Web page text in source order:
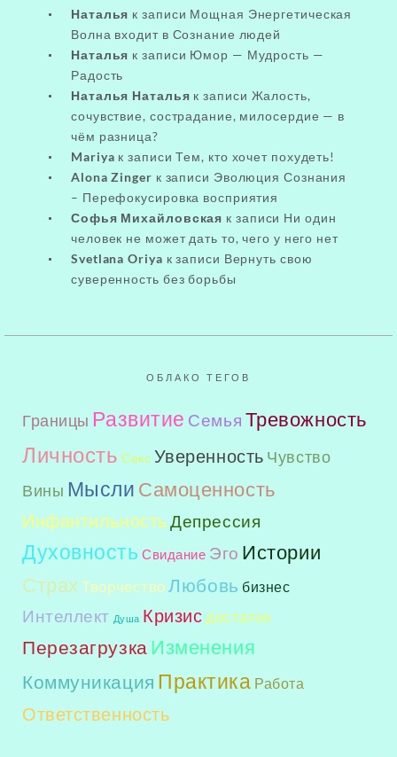
Наталья к записи Мощная Энергетическая
Волна входит в Сознание людей
Наталья к записи Юмор — Мудрость —
Радость
Наталья Наталья к записи Жалость,
сочувствие, сострадание, милосердие — в
чём разница?
Mariya к записиТем, кто хочет похудеть!
Alona Zinger к записи Эволюция Сознания
– Перефокусировка восприятия
Софья Михайловская к записи Ни один
человек не может дать то, чего у него нет
Svetlana Oriya к записи Вернуть свою
суверенность без борьбы
ОБЛАКО ТЕГОВ
Границы Развитие Семья Тревожность
Личность Секс Уверенность Чувство
Вины Мысли Самоценность
ИнфантильностьДепрессия
Духовность Свидание Эго Истории
Страх Творчество Любовь бизнес
Интеллект Душа Кризис достаток
Перезагрузка Изменения
Коммуникация Практика Работа
Ответственность